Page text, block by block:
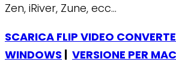
Zen, iRiver, Zune, ecc…
SCARICA FLIP VIDEO
WINDOWS
VERSIONE PER MAC